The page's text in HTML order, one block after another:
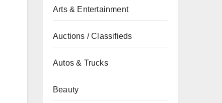
Arts & Entertainment
Auctions / Classifieds
Autos & Trucks
Beauty